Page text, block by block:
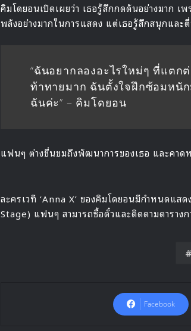
คิมโดยอนเปิดเผยว่า เธอรู้สึกกดดันอย่างมาก
พลังอย่างมากในการแสดง แต่เธอรู้สึกสนุกและ
“ฉันอยากลองอะไรใหม่ๆ ที่แตก
ท้าทายมาก ฉันตั้งใจฝึกซ้อมหนั
ฉันค่ะ” – คิมโดยอน
แฟนๆ ต่างชื่นชมถึงพัฒนาการของเธอ และคาด
ละครเวที ‘Anna X’ ของคิมโดยอนมีกำหนด
Stage) แฟนๆ สามารถซื้อตั๋วและติดตามตารางก
Facebook